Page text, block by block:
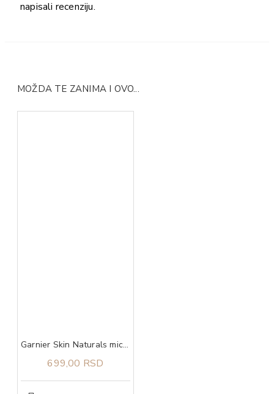
napisali recenziju.
MOŽDA TE ZANIMA I OVO...
Garnier Skin Naturals micelarna voda za osetljivu kožu 400 ml
699,00 RSD